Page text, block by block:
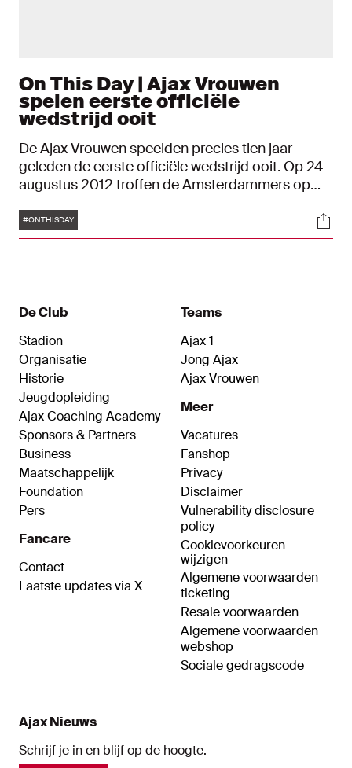
On This Day | Ajax Vrouwen
spelen eerste officiële
wedstrijd ooit
De Ajax Vrouwen speelden precies tien jaar
geleden de eerste officiële wedstrijd ooit. Op 24
augustus 2012 troffen de Amsterdammers op
Heerenveen.
Tags
#ONTHISDAY
De Club
Stadion
Organisatie
Historie
Jeugdopleiding
Ajax Coaching Academy
Sponsors & Partners
Business
Maatschappelijk
Foundation
Pers
Fancare
Contact
Laatste updates via X
Teams
Ajax 1
Jong Ajax
Ajax Vrouwen
Meer
Vacatures
Fanshop
Privacy
Disclaimer
Vulnerability disclosure
policy
Cookievoorkeuren
wijzigen
Algemene voorwaarden
ticketing
Resale voorwaarden
Algemene voorwaarden
webshop
Sociale gedragscode
Ajax Nieuws
Schrijf je in en blijf op de hoogte.